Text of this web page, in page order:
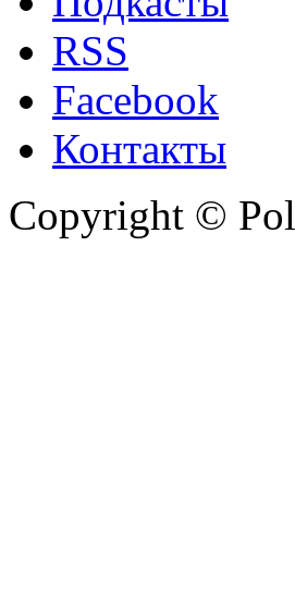
RSS
Facebook
Контакты
Copyright ©